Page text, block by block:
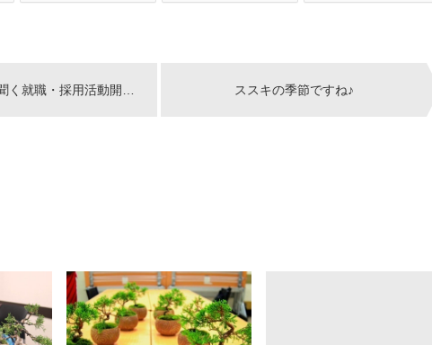
ススキの季節ですね♪